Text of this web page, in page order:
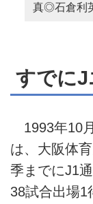
真◎石倉利
すでにJ
1993年10
は、大阪体
季までにJ1
38試合出場1